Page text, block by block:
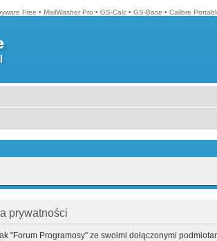
Free • MailWasher Pro • GS-Calc • GS-Base • Calibre
prywatności
"Forum Programosy" ze swoimi dołączonymi